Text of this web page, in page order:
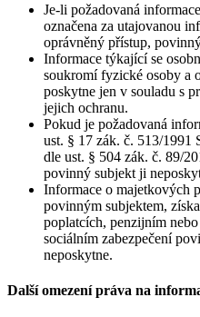
Je-li požadovaná
označena za utajovanou
oprávněný přístup,
Informace týkající se
soukromí fyzické osoby a
poskytne jen v souladu s
jejich ochranu.
Pokud je požadovaná
ust. § 17 zák. č. 513/1991
dle ust. § 504 zák. č. 89/
povinný subjekt ji
Informace o majetkových
povinným subjektem,
poplatcích, penzijním
sociálním zabezpečení
neposkytne.
Další omezení práva na